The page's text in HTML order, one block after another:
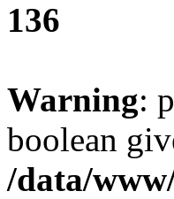
136
Warning:
boolean
/data/